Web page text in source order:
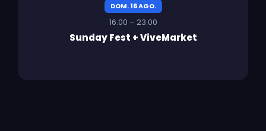
DOM. 16 AGO.
16:00 – 23:00
Sunday Fest + ViveMarket